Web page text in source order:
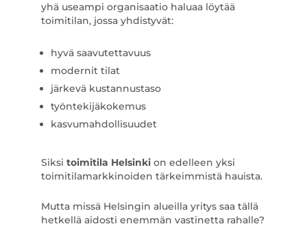
yhä useampi organisaatio haluaa löytää
toimitilan, jossa yhdistyvät:
hyvä saavutettavuus
modernit tilat
järkevä kustannustaso
työntekijäkokemus
kasvumahdollisuudet
Siksi toimitila Helsinkion edelleen yksi
toimitilamarkkinoiden tärkeimmistä hauista.
Mutta missä Helsingin alueilla yritys saa tällä
hetkellä aidosti enemmän vastinetta rahalle?